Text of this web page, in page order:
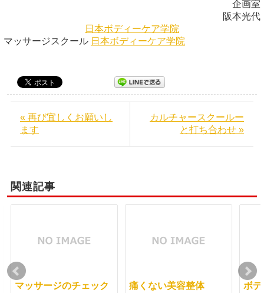
企画室
阪本光代
日本ボディーケア学院
マッサージスクール 日本ボディーケア学院
« 再び宜しくお願いし
ます
カルチャースクールー
と打ち合わせ »
関連記事
マッサージのチェック
痛くない美容整体
ボ